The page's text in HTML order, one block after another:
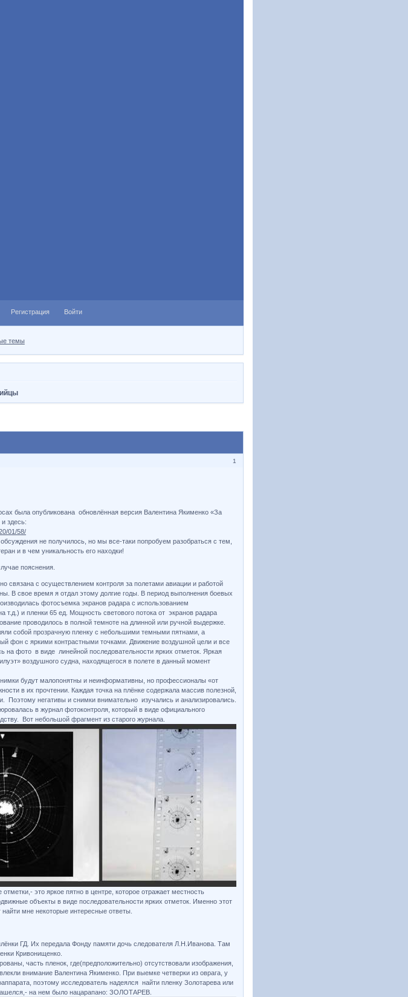
Регистрация Войти
темы
1
была опубликована обновлённая версия Валентина Якименко «За
здесь:
01/58/
не получилось, но мы все-таки попробуем разобраться с тем,
и в чем уникальность его находки!
пояснения.
связана с осуществлением контроля за полетами авиации и работой
В свое время я отдал этому долгие годы. В период выполнения боевых
фотосъемка экранов радара с использованием
и пленки 65 ед. Мощность светового потока от экранов радара
проводилось в полной темноте на длинной или ручной выдержке.
собой прозрачную пленку с небольшими темными пятнами, а
фон с яркими контрастными точками. Движение воздушной цели и все
на фото в виде линейной последовательности ярких отметок. Яркая
воздушного судна, находящегося в полете в данный момент
будут малопонятны и неинформативны, но профессионалы «от
в их прочтении. Каждая точка на плёнке содержала массив полезной,
Поэтому негативы и снимки внимательно изучались и анализировались.
в журнал фотоконтроля, который в виде официального
Вот небольшой фрагмент из старого журнала.
это яркое пятно в центре, которое отражает местность
объекты в виде последовательности ярких отметок. Именно этот
мне некоторые интересные ответы.
ГД. Их передала Фонду памяти дочь следователя Л.Н.Иванова. Там
Кривонищенко.
часть пленок, где(предположительно) отсутствовали изображения,
внимание Валентина Якименко. При выемке четверки из оврага, у
поэтому исследователь надеялся найти пленку Золотарева или
на нем было нацарапано: ЗОЛОТАРЕВ.